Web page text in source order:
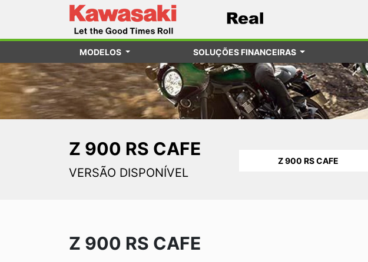
MODELOS SOLUÇÕES FINANCEIRAS
Z 900 RS CAFE
VERSÃO DISPONÍVEL
Z 900 RS CAFE
Z 900 RS CAFE